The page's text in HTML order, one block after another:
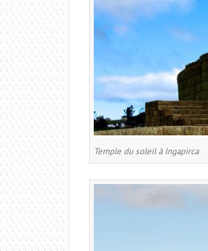
Temple du soleil à Ingapirca